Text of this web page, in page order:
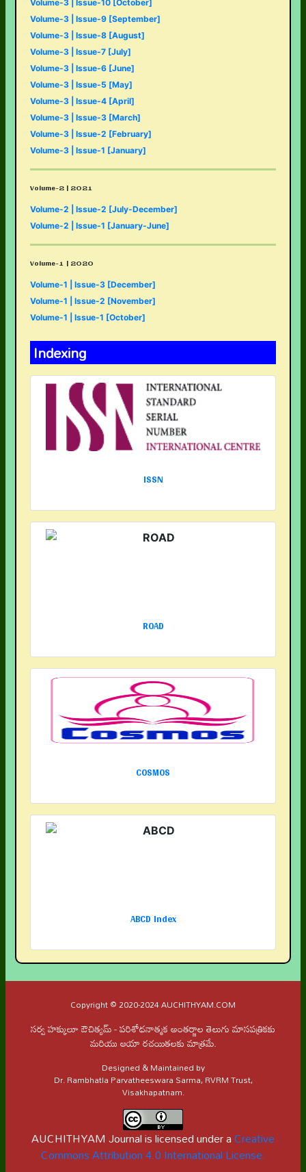
Volume-3 | Issue-10 [October]
Volume-3 | Issue-9 [September]
Volume-3 | Issue-8 [August]
Volume-3 | Issue-7 [July]
Volume-3 | Issue-6 [June]
Volume-3 | Issue-5 [May]
Volume-3 | Issue-4 [April]
Volume-3 | Issue-3 [March]
Volume-3 | Issue-2 [February]
Volume-3 | Issue-1 [January]
Volume-2 | 2021
Volume-2 | Issue-2 [July-December]
Volume-2 | Issue-1 [January-June]
Volume-1 | 2020
Volume-1 | Issue-3 [December]
Volume-1 | Issue-2 [November]
Volume-1 | Issue-1 [October]
Indexing
ISSN
ROAD
COSMOS
ABCD Index
Copyright © 2020-2024 AUCHITHYAM.COM
సర్వ హక్కులూ ఔచిత్యమ్ - పరిశోధనాత్మక అంతర్జాల తెలుగు మాసపత్రికకు
మరియు ఆయా రచయితలకు మాత్రమే.
Designed & Maintained by
Dr. Rambhatla Parvatheeswara Sarma, RVRM Trust,
Visakhapatnam.
AUCHITHYAM Journal is licensed under aCreative
Commons Attribution 4.0 International License.